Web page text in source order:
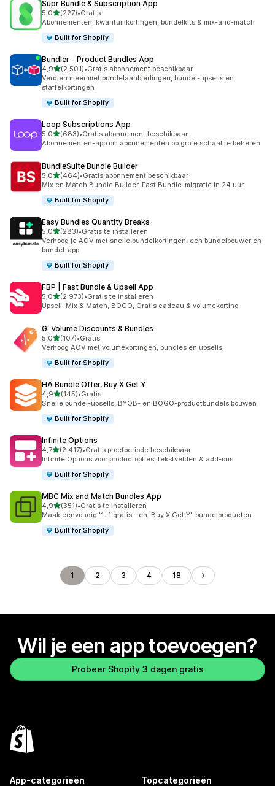
Supr Bundle & Subscription App
5,0van 5 sterren
(227)
227 recensies in totaal
•Gratis
Abonnementen, kwantumkortingen, bundelkits & mix-and-match
Built for Shopify
Bundler ‑ Product Bundles App
4,9van 5 sterren
(2.501)
2501 recensies in totaal
•Gratis abonnement beschikbaar
Verdien meer met bundelaanbiedingen, bundel-upsells en
staffelkortingen
Built for Shopify
Loop Subscriptions App
5,0van 5 sterren
(683)
683 recensies in totaal
•Gratis abonnement beschikbaar
Abonnementen-app om abonnementen op grote schaal te beheren
BundleSuite Bundle Builder
5,0van 5 sterren
(464)
464 recensies in totaal
•Gratis abonnement beschikbaar
Mix en Match Bundle Builder, Fast Bundle-migratie in 24 uur
Built for Shopify
Easy Bundles Quantity Breaks
5,0van 5 sterren
(283)
283 recensies in totaal
•Gratis te installeren
Verhoog je AOV met snelle bundelkortingen, een bundelbouwer en
bundel-app
Built for Shopify
FBP | Fast Bundle & Upsell App
5,0van 5 sterren
(2.973)
2973 recensies in totaal
•Gratis te installeren
Upsell, Mix & Match, BOGO, Gratis cadeau & volumekorting
G: Volume Discounts & Bundles
5,0van 5 sterren
(107)
107 recensies in totaal
•Gratis
Verhoog AOV met volumekortingen, bundles en upsells
Built for Shopify
HA Bundle Offer, Buy X Get Y
4,9van 5 sterren
(145)
145 recensies in totaal
•Gratis
Snelle bundel-upsells, BYOB- en BOGO-productbundels bouwen
Built for Shopify
Infinite Options
4,7van 5 sterren
(2.417)
2417 recensies in totaal
•Gratis proefperiode beschikbaar
Infinite Options voor productopties, tekstvelden & add-ons
Built for Shopify
MBC Mix and Match Bundles App
4,9van 5 sterren
(351)
351 recensies in totaal
•Gratis te installeren
Maak eenvoudig '1+1 gratis'- en 'Buy X Get Y'-bundelproducten
Built for Shopify
1 2 3 4 18
Wil je een app toevoegen?
Probeer Shopify 3 dagen gratis
App-categorieën Topcategorieën